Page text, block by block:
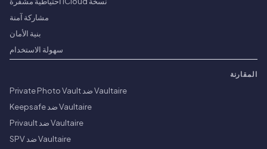
مشاركة آمنة
بنية الأمان
سهولة الاستخدام
المقارنة
Vaultaire ضد Private Photo Vault
Vaultaire ضد Keepsafe
Vaultaire ضد Privault
Vaultaire ضد SPV